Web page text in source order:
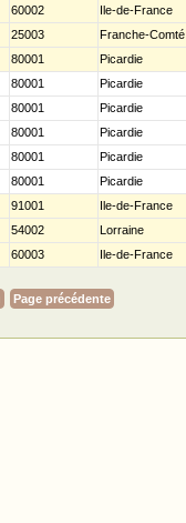
60002
Ile-de-France
25003
Franche-Comté
80001
Picardie
80001
Picardie
80001
Picardie
80001
Picardie
80001
Picardie
80001
Picardie
91001
Ile-de-France
54002
Lorraine
60003 Ile-de-France